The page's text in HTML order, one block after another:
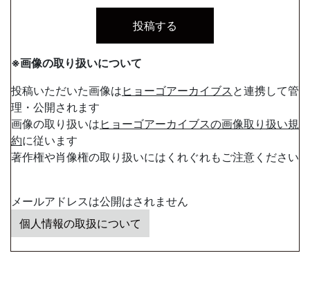
※画像の取り扱いについて
投稿いただいた画像は ヒョーゴアーカイブス と連携して管
理・公開されます
画像の取り扱いは ヒョーゴアーカイブスの画像取り扱い規
約に従います
著作権や肖像権の取り扱いにはくれぐれもご注意ください
メールアドレスは公開はされません
個人情報の取扱について